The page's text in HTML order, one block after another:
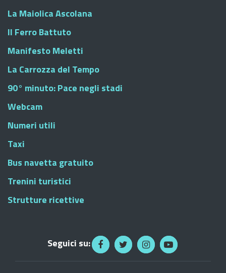
La Maiolica Ascolana
Il Ferro Battuto
Manifesto Meletti
La Carrozza del Tempo
90° minuto: Pace negli stadi
Webcam
Numeri utili
Taxi
Bus navetta gratuito
Trenini turistici
Strutture ricettive
Seguici su: